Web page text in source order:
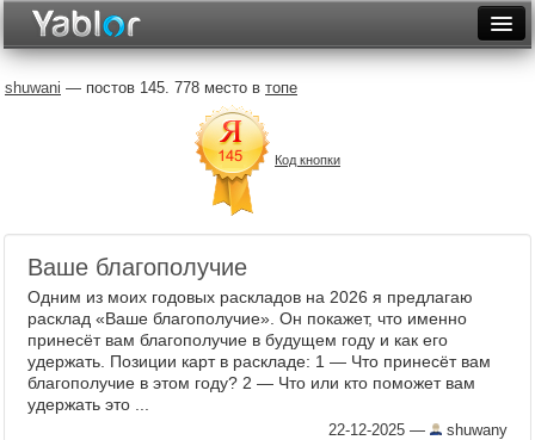
Неделя
Месяц
Рейтинги
Архив
Фототоп
Видеотоп
shuwani — постов 145. 778 место в топе
Код кнопки
Ваше благополучие
Одним из моих годовых раскладов на 2026 я предлагаю
расклад «Ваше благополучие». Он покажет, что именно
принесёт вам благополучие в будущем году и как его
удержать. Позиции карт в раскладе: 1 — Что принесёт вам
благополучие в этом году? 2 — Что или кто поможет вам
удержать это ...
22-12-2025 — shuwany